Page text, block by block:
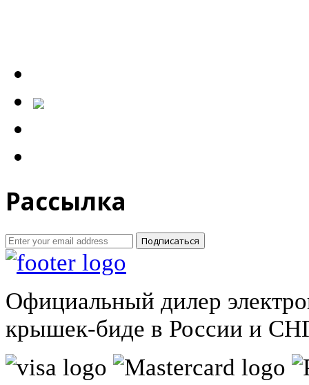
Рассылка
Подписаться
Официальный дилер
крышек-биде в России и